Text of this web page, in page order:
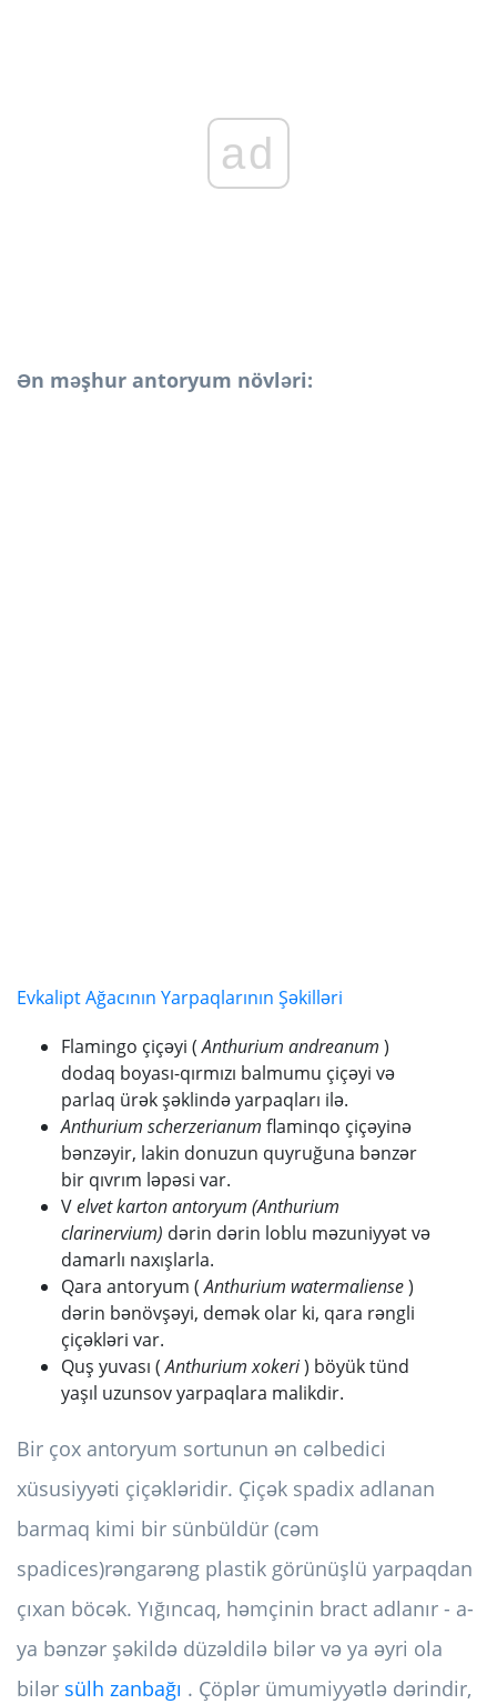
ad
Ən məşhur antoryum növləri:
Evkalipt Ağacının Yarpaqlarının Şəkilləri
Flamingo çiçəyi (Anthurium andreanum )
dodaq boyası-qırmızı balmumu çiçəyi və
parlaq ürək şəklində yarpaqları ilə.
Anthurium scherzerianum flaminqo çiçəyinə
bənzəyir, lakin donuzun quyruğuna bənzər
bir qıvrım ləpəsi var.
Velvet karton antoryum (Anthurium
clarinervium) dərin dərin loblu məzuniyyət və
damarlı naxışlarla.
Qara antoryum (Anthurium watermaliense)
dərin bənövşəyi, demək olar ki, qara rəngli
çiçəkləri var.
Quş yuvası (Anthurium xokeri) böyük tünd
yaşıl uzunsov yarpaqlara malikdir.
Bir çox antoryum sortunun ən cəlbedici
xüsusiyyəti çiçəkləridir. Çiçək spadix adlanan
barmaq kimi bir sünbüldür (cəm
spadices)rəngarəng plastik görünüşlü yarpaqdan
çıxan böcək. Yığıncaq, həmçinin bract adlanır - a-
ya bənzər şəkildə düzəldilə bilər və ya əyri ola
bilər sülh zanbağı . Çöplər ümumiyyətlə dərindir,